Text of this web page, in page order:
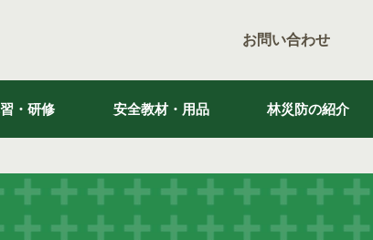
お問い合わせ
・研修 安全教材・用品 林災防の紹介